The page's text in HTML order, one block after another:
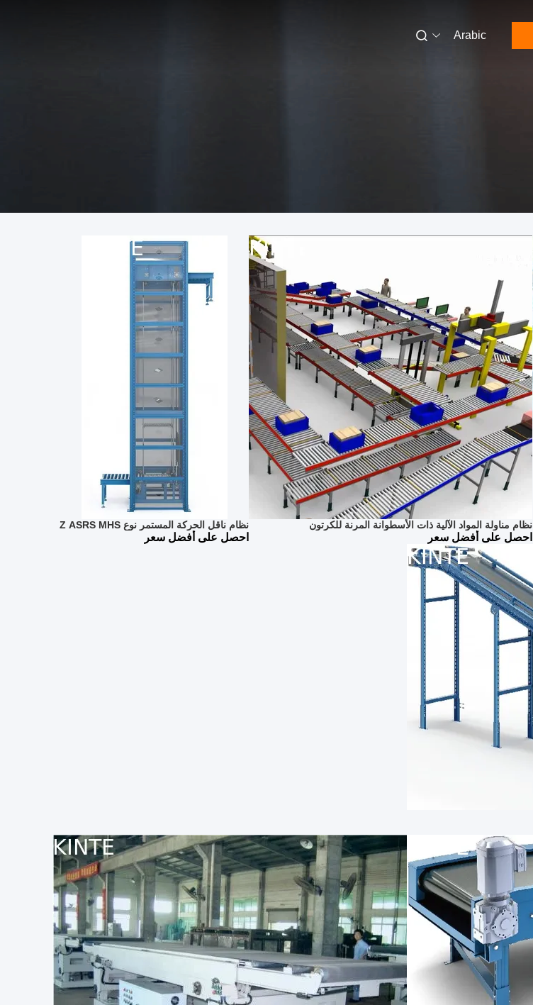
Arabic
نظام مناولة المواد الآلية ذات الأسطوانة المرنة للكرتون
احصل على أفضل سعر
نظام ناقل الحركة المستمر نوع Z ASRS MHS
احصل على أفضل سعر